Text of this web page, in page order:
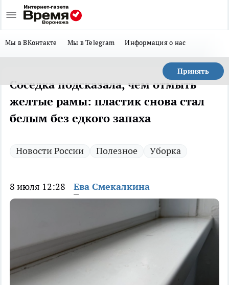
Мы в ВКонтакте Мы в Telegram Информация о нас
Принять
Соседка подсказала, чем отмыть
желтые рамы: пластик снова стал
белым без едкого запаха
Новости России Полезное Уборка
8 июля 12:28 Ева Смекалкина